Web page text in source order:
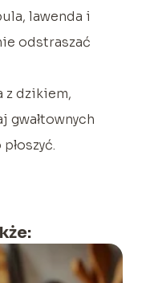
lawenda i
odstraszać
z dzikiem,
gwałtownych